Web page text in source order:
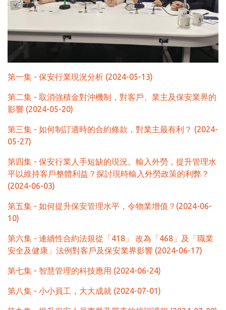
第一集 - 保安行業現況分析 (2024-05-13)
第二集 - 取消強積金對沖機制，對客戶、業主及保安業界的
影響 (2024-05-20)
第三集 - 如何制訂適時的合約條款，對業主最有利？ (2024-
05-27)
第四集 - 保安行業人手短缺的現況。輸入外勞，提升管理水
平以維持客戶整體利益？探討現時輸入外勞政策的利弊？
(2024-06-03)
第五集 - 如何提升保安管理水平，令物業增值？(2024-06-
10)
第六集 - 連續性合約法規從「418」 改為「468」及「職業
安全及健康」法例對客戶及保安業界影響 (2024-06-17)
第七集 - 智慧管理的科技應用 (2024-06-24)
第八集 - 小小員工，大大成就 (2024-07-01)